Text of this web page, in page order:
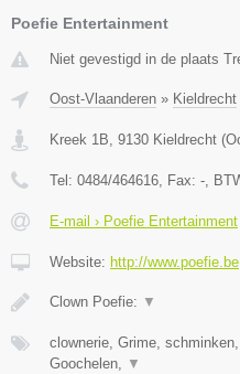
Poefie Entertainment
Niet gevestigd in de plaats
Oost-Vlaanderen » Kieldrecht
Kreek 1B, 9130 Kieldrecht (
Tel: 0484/464616, Fax: -,
E-mail › Poefie Entertainment
Website: http://www.poefie.be
Clown Poefie: ▼
clownerie, Grime,
Goochelen, ▼